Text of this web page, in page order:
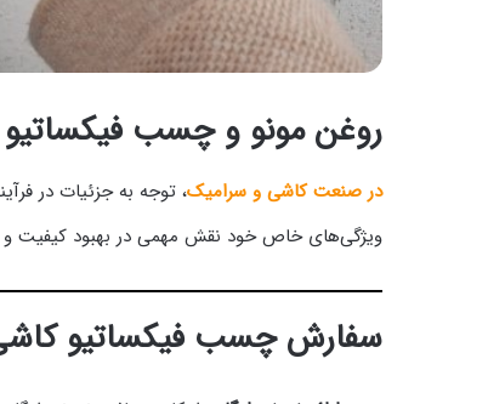
روغن مونو و چسب
در صنعت کاشی و سرامیک، توجه به جزئیات در
ویژگی‌های خاص خود نقش مهمی در بهبود کیفیت و
سفارش چسب فیکساتیو کاشی